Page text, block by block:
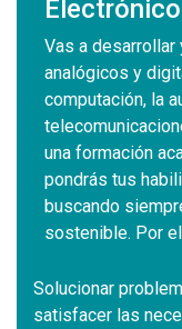
Vas a
analógicos y
computación, la
una formación
pondrás tus
buscando
sostenible. Por
Solucionar
satisfacer las